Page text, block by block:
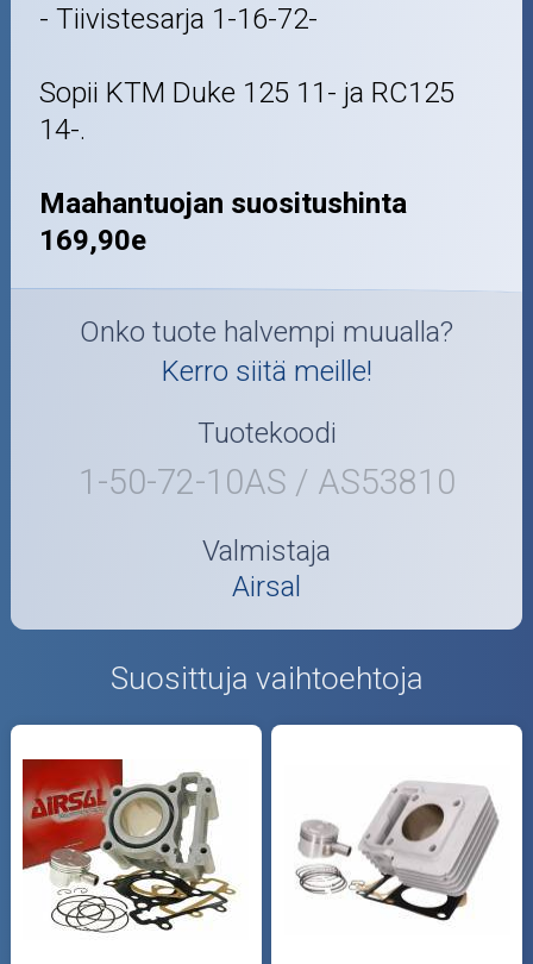
- Tiivistesarja 1-16-72-
Sopii KTM Duke 125 11- ja RC125
14-.
Maahantuojan suositushinta
169,90e
Onko tuote halvempi muualla?
Kerro siitä meille!
Tuotekoodi
1-50-72-10AS / AS53810
Valmistaja
Airsal
Suosittuja vaihtoehtoja